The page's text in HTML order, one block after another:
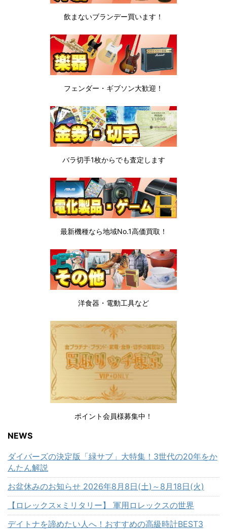
飲まないブランデー買います！
フェンダー・ギブソン大歓迎！
バラ切手1枚からでも査定します
最新機種なら地域No.1高価買取！
洋食器・電動工具など
ポイント会員様募集中！
NEWS
ダイバーズの決定版「緑サブ」大特集！3世代の20年をか
んたん解説
お盆休みのお知らせ 2026年8月8日(土)～8月18日(火)
【ロレックス×ミリタリー】 軍用ロレックスの世界
デイトナを諦めたい人へ！おすすめの高級時計BEST3